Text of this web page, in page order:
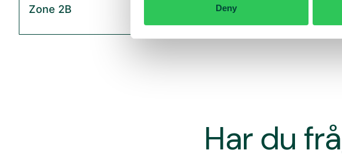
Deny
Zone 2B
Har du